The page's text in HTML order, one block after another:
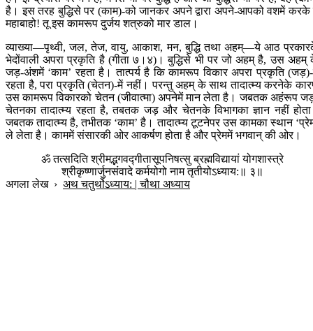
है। इस तरह बुद्धिसे पर (काम)-को जानकर अपने द्वारा अपने-आपको वशमें करके
महाबाहो! तू इस कामरूप दुर्जय शत्रुको मार डाल।
व्याख्या—पृथ्वी, जल, तेज, वायु, आकाश, मन, बुद्धि तथा अहम्—ये आठ
भेदोंवाली अपरा प्रकृति है (गीता ७।४)। बुद्धिसे भी पर जो अहम् है, उस अहम्
जड़-अंशमें ‘काम’ रहता है। तात्पर्य है कि कामरूप विकार अपरा प्रकृति
रहता है, परा प्रकृति (चेतन)-में नहीं। परन्तु अहम् के साथ तादात्म्य करनेके
उस कामरूप विकारको चेतन (जीवात्मा) अपनेमें मान लेता है। जबतक अहंरूप
चेतनका तादात्म्य रहता है, तबतक जड़ और चेतनके विभागका ज्ञान नहीं
जबतक तादात्म्य है, तभीतक ‘काम’ है। तादात्म्य टूटनेपर उस कामका स्थान
ले लेता है। काममें संसारकी ओर आकर्षण होता है और प्रेममें भगवान् की ओर।
ॐ तत्सदिति श्रीमद्भगवद्गीतासूपनिषत्सु ब्रह्मविद्यायां योगशास्त्रे
श्रीकृष्णार्जुनसंवादे कर्मयोगो नाम तृतीयोऽध्याय:॥ ३॥
अगला लेख› अथ चतुर्थोऽध्याय: | चौथा अध्याय